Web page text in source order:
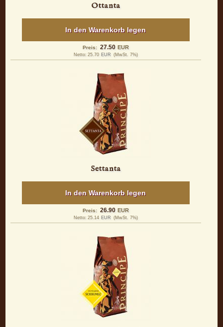
Ottanta
In den Warenkorb legen
Preis: 27.50 EUR
Netto: 25.70 EUR (MwSt. 7%)
Settanta
In den Warenkorb legen
Preis: 26.90 EUR
Netto: 25.14 EUR (MwSt. 7%)